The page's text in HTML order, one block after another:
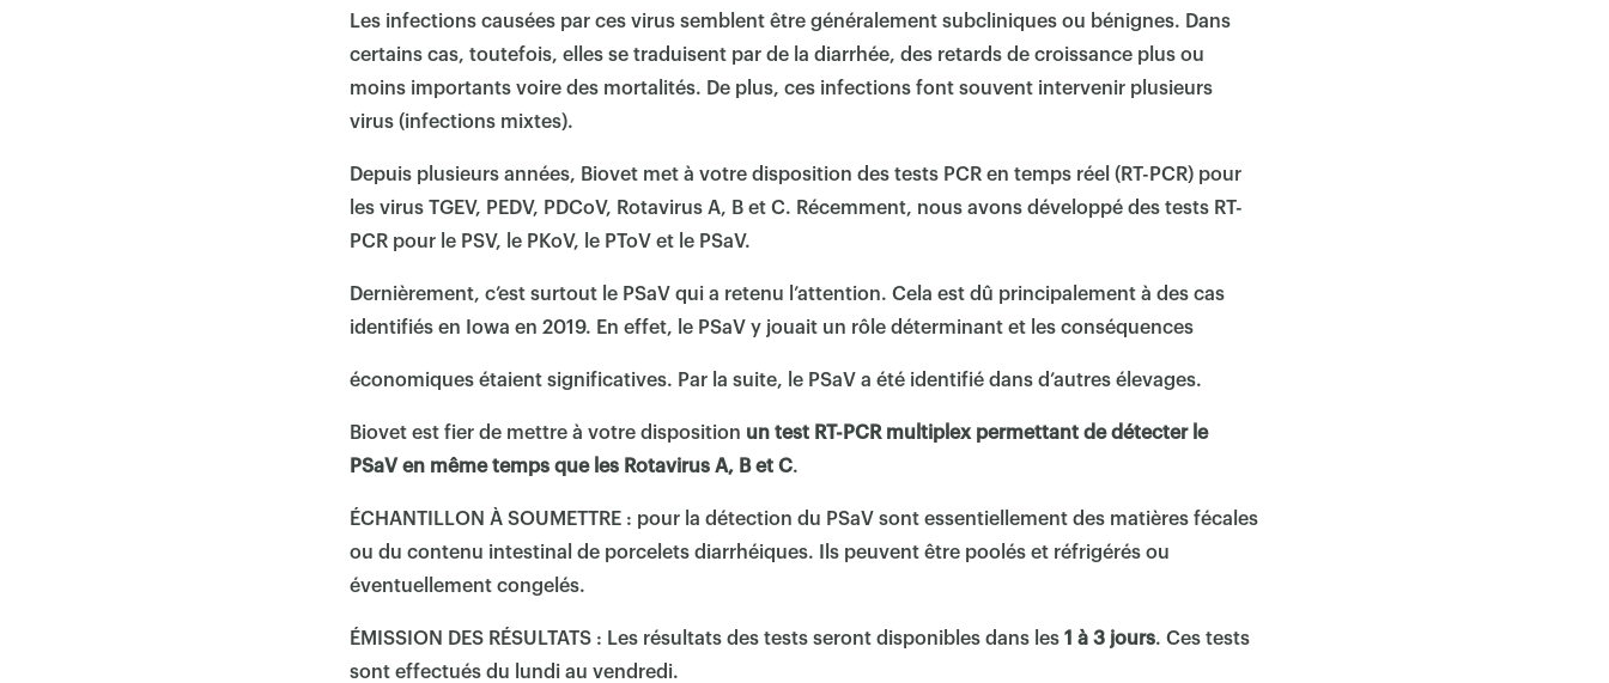
Les infections causées par ces virus semblent être généralement subcliniques ou bénignes. Dans
certains cas, toutefois, elles se traduisent par de la diarrhée, des retards de croissance plus ou
moins importants voire des mortalités. De plus, ces infections font souvent intervenir plusieurs
virus (infections mixtes).
Depuis plusieurs années, Biovet met à votre disposition des tests PCR en temps réel (RT-PCR) pour
les virus TGEV, PEDV, PDCoV, Rotavirus A, B et C. Récemment, nous avons développé des tests RT-
PCR pour le PSV, le PKoV, le PToV et le PSaV.
Dernièrement, c’est surtout le PSaV qui a retenu l’attention. Cela est dû principalement à des cas
identifiés en Iowa en 2019. En effet, le PSaV y jouait un rôle déterminant et les conséquences
économiques étaient significatives. Par la suite, le PSaV a été identifié dans d’autres élevages.
Biovet est fier de mettre à votre disposition un test RT-PCR multiplex permettant de détecter le
PSaV en même temps que les Rotavirus A, B et C.
ÉCHANTILLON À SOUMETTRE : pour la détection du PSaV sont essentiellement des matières fécales
ou du contenu intestinal de porcelets diarrhéiques. Ils peuvent être poolés et réfrigérés ou
éventuellement congelés.
ÉMISSION DES RÉSULTATS : Les résultats des tests seront disponibles dans les 1 à 3 jours. Ces tests
sont effectués du lundi au vendredi.
×